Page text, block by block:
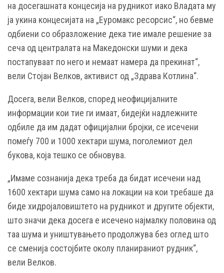
на досегашната концесија на рудникот иако Владата му
ја укина концесијата на „Еуромакс ресорсис“, но бевме
одбиени со образложение дека тие имале решение за
сеча од централата на Македонски шуми и дека
постапуваат по него и немаат намера да прекинат“,
вели Стојан Велков, активист од „Здрава Котлина“.
Досега, вели Велков, според неофицијалните
информации кои тие ги имаат, бидејќи надлежните
одбиле да им дадат официјални бројки, се исечени
помеѓу 700 и 1000 хектари шума, поголемиот дел
букова, која тешко се обновува.
„Имаме сознанија дека треба да бидат исечени над
1600 хектари шума само на локации на кои требаше да
биде хидројаловиштето на рудникот и другите објекти,
што значи дека досега е исечено најмалку половина од
таа шума и уништувањето продолжува без оглед што
се сменија состојбите околу планираниот рудник“,
вели Велков.